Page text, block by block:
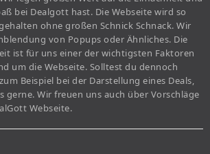
bei Dealgott hast. Die Webseite wird so
ohne großen Schnick Schnack. Wir
von Popups oder Ähnliches. Die
ist für uns einer der wichtigsten Faktoren
um die Webseite. Solltest du dennoch
Beispiel bei der Darstellung eines Deals,
gerne. Wir freuen uns auch über Vorschläge
Webseite.